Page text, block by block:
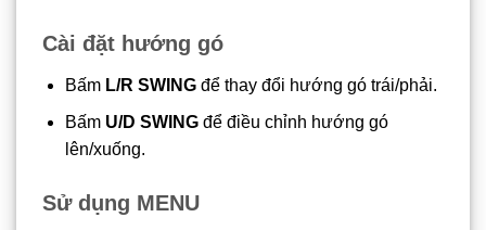
Cài đặt hướng gó
Bấm L/R SWINGđể thay đổi hướng gó trái/phải.
Bấm U/D SWINGđể điều chỉnh hướng gó
lên/xuống.
Sử dụng MENU